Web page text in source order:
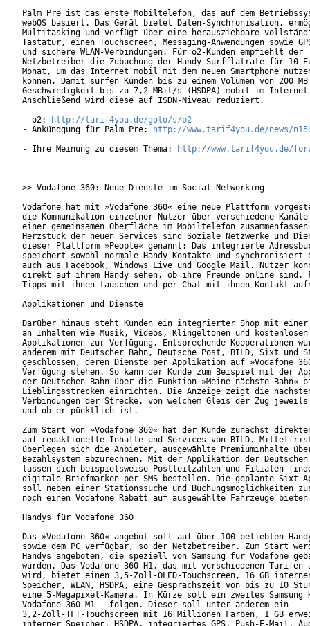
Palm Pre ist das erste Mobiltelefon, das auf dem
webOS basiert. Das Gerät bietet Daten-Synchronisation,
Multitasking und verfügt über eine herausziehbare
Tastatur, einen Touchscreen, Messaging-Anwendungen sowie
und sichere WLAN-Verbindungen. Für o2-Kunden empfiehlt der
Netzbetreiber die Zubuchung der Handy-Surfflatrate für 10
Monat, um das Internet mobil mit dem neuen Smartphone
können. Damit surfen Kunden bis zu einem Volumen von 200
Geschwindigkeit bis zu 7,2 MBit/s (HSDPA) mobil im
Anschließend wird diese auf ISDN-Niveau reduziert.
- o2:
http://tarif4you.de/goto/s/o2
- Ankündgung für Palm Pre:
http://www.tarif4you.de/news/
- Ihre Meinung zu diesem Thema:
http://www.tarif4you.de/
>> Vodafone 360: Neue Dienste im Social Networking
Vodafone hat mit »Vodafone 360« eine neue Plattform
die Kommunikation einzelner Nutzer über verschiedene
einer gemeinsamen Oberfläche im Mobiltelefon
Herzstück der neuen Services sind Soziale Netzwerke und
dieser Plattform »People« genannt: Das integrierte
speichert sowohl normale Handy-Kontakte und synchronisiert
auch aus Facebook, Windows Live und Google Mail. Nutzer
direkt auf ihrem Handy sehen, ob ihre Freunde online sind,
Tipps mit ihnen tauschen und per Chat mit ihnen Kontakt
Applikationen und Dienste
Darüber hinaus steht Kunden ein integrierter Shop mit einer
an Inhalten wie Musik, Videos, Klingeltönen und kostenlosen
Applikationen zur Verfügung. Entsprechende Kooperationen
anderem mit Deutscher Bahn, Deutsche Post, BILD, Sixt und
geschlossen, deren Dienste per Applikation auf »Vodafone
Verfügung stehen. So kann der Kunde zum Beispiel mit der
der Deutschen Bahn über die Funktion »Meine nächste Bahn«
Lieblingsstrecken einrichten. Die Anzeige zeigt die
Verbindungen der Strecke, von welchem Gleis der Zug
und ob er pünktlich ist.
Zum Start von »Vodafone 360« hat der Kunde zunächst
auf redaktionelle Inhalte und Services von BILD.
überlegen sich die Anbieter, ausgewählte Premiuminhalte
Bezahlsystem abzurechnen. Mit der Applikation der
lassen sich beispielsweise Postleitzahlen und Filialen
digitale Briefmarken per SMS bestellen. Die geplante Sixt-
soll neben einer Stationssuche und Buchungsmöglichkeiten
noch einen Vodafone Rabatt auf ausgewählte Fahrzeuge
Handys für Vodafone 360
Das »Vodafone 360« angebot soll auf über 100 beliebten
sowie dem PC verfügbar, so der Netzbetreiber. Zum Start
Handys angeboten, die speziell von Samsung für Vodafone
wurden. Das Vodafone 360 H1, das mit verschiedenen Tarifen
wird, bietet einen 3,5-Zoll-OLED-Touchscreen, 16 GB
Speicher, WLAN, HSDPA, eine Gesprächszeit von bis zu 10
eine 5-Megapixel-Kamera. In Kürze soll ein zweites Samsung
Vodafone 360 M1 - folgen. Dieser soll unter anderem ein
3,2-Zoll-TFT-Touchscreen mit 16 Millionen Farben, 1 GB
interner Speicher, HSDPA, integriertes GPS, Push-E-Mail,